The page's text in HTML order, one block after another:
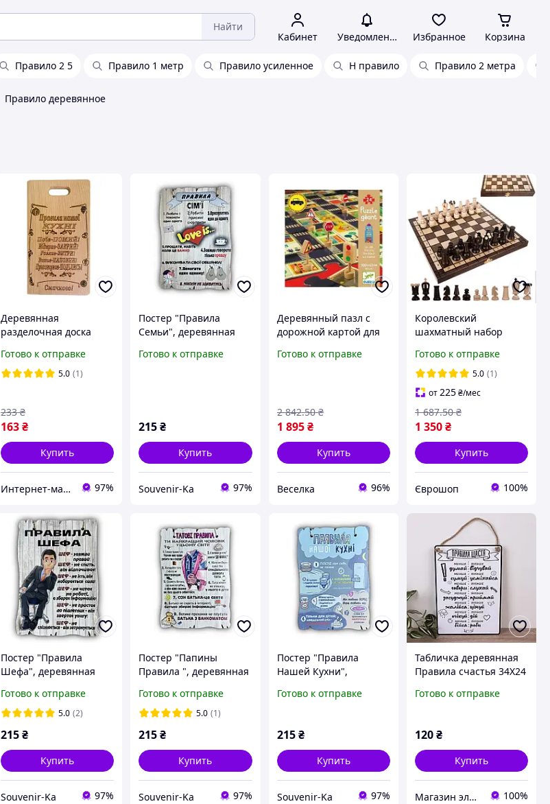
Найти
Кабинет Уведомления Избранное Корзина
Правило 2 5 Правило 1 метр Правило усиленное H правило Правило 2 метра
Правило деревянное
Деревянная
разделочная доска
Готово к отправке
5.0 (1)
163₴
233 ₴
Купить
Интернет-магазин "Украинские Подарки" 97%
Постер "Правила
Семьи", деревянная
декор
Готово к отправке
215₴
Купить
Souvenir-Ka 97%
Деревянный пазл с
дорожной картой для
развивающая игра
Готово к отправке
1 895 ₴
2 842.50 ₴
Купить
Веселка 96%
Королевский
шахматный набор
деревянная доска из
граба 31×31 см.
Футляр, фигуры
Готово к отправке
5.0 (1)
от225₴/мес
1 350₴
1 687.50 ₴
Купить
Єврошоп 100%
Постер "Правила
Шефа", деревянная
декор
Готово к отправке
5.0 (2)
215₴
Купить
Souvenir-Ka 97%
Постер "Папины
Правила ", деревянная
декор
Готово к отправке
5.0 (1)
215₴
Купить
Souvenir-Ka 97%
Постер "Правила
Нашей Кухни",
29*19 см, декор
Готово к отправке
215 ₴
Купить
Souvenir-Ka 97%
Табличка деревянная
Правила счастья 34Х24
Готово к отправке
120₴
Купить
Магазин элитной парфюмерии и косметики "Престиж" 100%